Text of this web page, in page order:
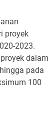
proyek
2023.
dalam
pada
100